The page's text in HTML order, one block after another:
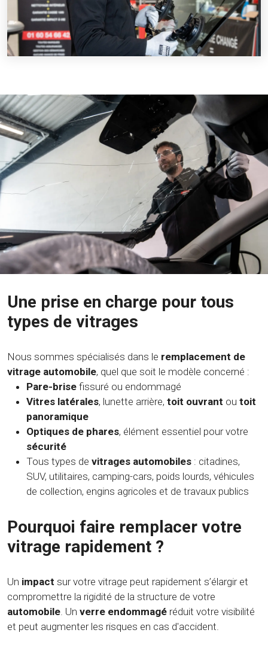
Une prise en charge pour tous
types de vitrages
Nous sommes spécialisés dans le remplacement de
vitrage automobile, quel que soit le modèle concerné :
Pare-brise fissuré ou endommagé
Vitres latérales, lunette arrière, toit ouvrant ou toit
panoramique
Optiques de phares, élément essentiel pour votre
sécurité
Tous types de vitrages automobiles : citadines,
SUV, utilitaires, camping-cars, poids lourds, véhicules
de collection, engins agricoles et de travaux publics
Pourquoi faire remplacer votre
vitrage rapidement ?
Un impact sur votre vitrage peut rapidement s’élargir et
compromettre la rigidité de la structure de votre
automobile. Un verre endommagé réduit votre visibilité
et peut augmenter les risques en cas d'accident.